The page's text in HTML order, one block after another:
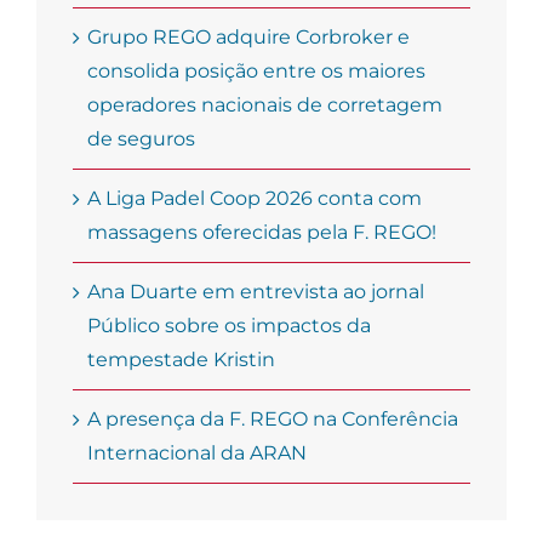
Grupo REGO adquire Corbroker e
consolida posição entre os maiores
operadores nacionais de corretagem
de seguros
A Liga Padel Coop 2026 conta com
massagens oferecidas pela F. REGO!
Ana Duarte em entrevista ao jornal
Público sobre os impactos da
tempestade Kristin
A presença da F. REGO na Conferência
Internacional da ARAN